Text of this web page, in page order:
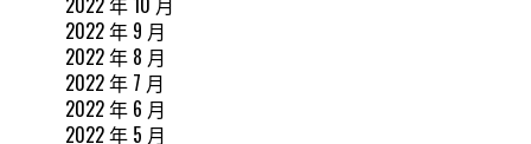
2022 年 9 月
2022 年 8 月
2022 年 7 月
2022 年 6 月
2022 年 5 月